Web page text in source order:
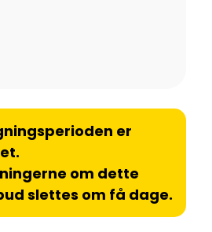
er
om dette
slettes om få dage.